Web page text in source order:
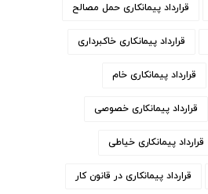
قرارداد پیمانکاری حمل مصالح
قرارداد پیمانکاری خاکبرداری
قرارداد پیمانکاری خام
قرارداد پیمانکاری خصوصی
قرارداد پیمانکاری خیاطی
قرارداد پیمانکاری در قانون کار